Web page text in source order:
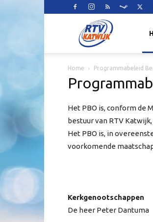
Katwijk
Home Programmabeleid
Het PBO is, conform de
bestuur van RTV
Het PBO is, in
voorkomende
Kerkgenootschappen
De heer Peter Dantuma